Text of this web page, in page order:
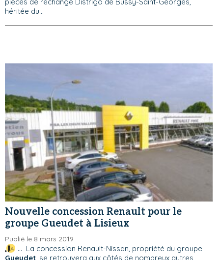
héritée du...
Nouvelle concession Renault pour le
groupe Gueudet à Lisieux
Publié le 8 mars 2019
... La concession Renault-Nissan, propriété du groupe
Gueudet, se retrouvera aux côtés de nombreux autres